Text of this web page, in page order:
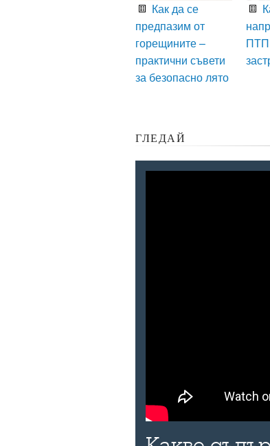
Как да се
предпазим от
горещините –
практични съвети
за безопасно лято
ПТП
ГЛЕДАЙ